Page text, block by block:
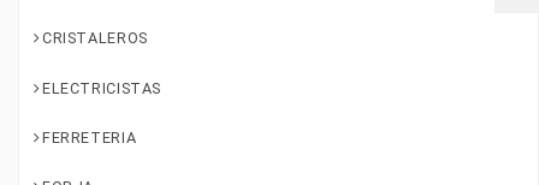
CRISTALEROS
ELECTRICISTAS
FERRETERIA